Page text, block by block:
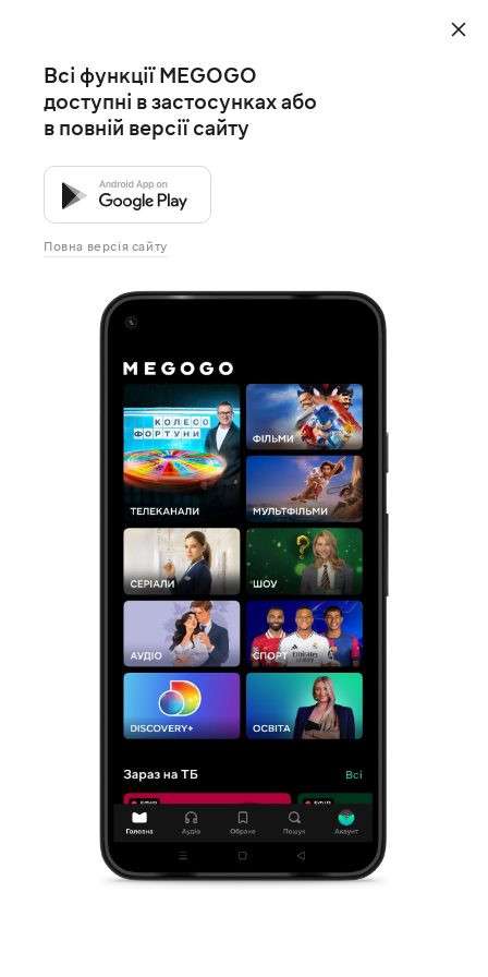
Всі функції MEGOGO
доступні в застосунках або
в повній версії сайту
Повна версія сайту